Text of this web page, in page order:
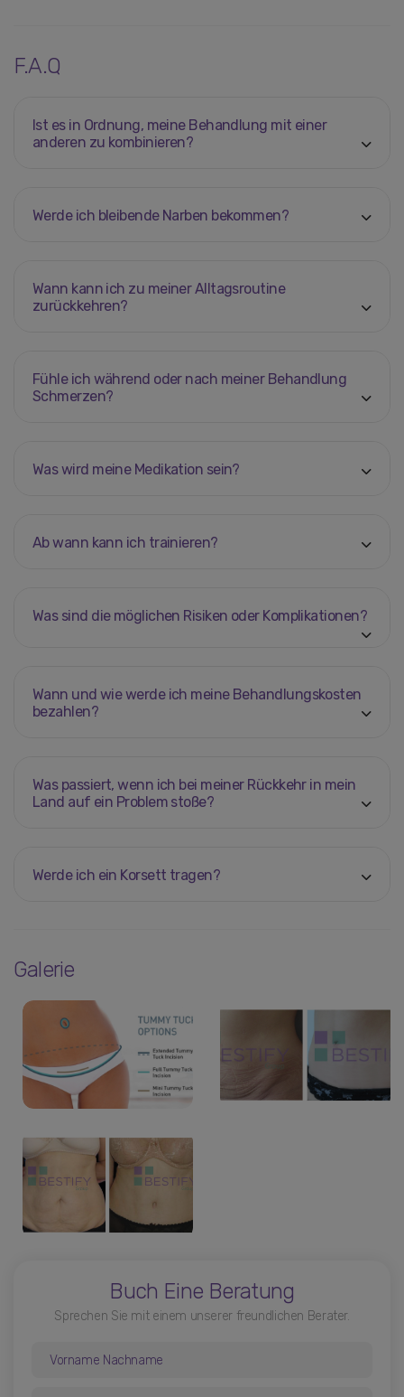
F.A.Q
Ist es in Ordnung, meine Behandlung mit einer
anderen zu kombinieren?
Werde ich bleibende Narben bekommen?
Wann kann ich zu meiner Alltagsroutine
zurückkehren?
Fühle ich während oder nach meiner Behandlung
Schmerzen?
Was wird meine Medikation sein?
Ab wann kann ich trainieren?
Was sind die möglichen Risiken oder Komplikationen?
Wann und wie werde ich meine Behandlungskosten
bezahlen?
Was passiert, wenn ich bei meiner Rückkehr in mein
Land auf ein Problem stoße?
Werde ich ein Korsett tragen?
Galerie
Buch Eine Beratung
Sprechen Sie mit einem unserer freundlichen Berater.